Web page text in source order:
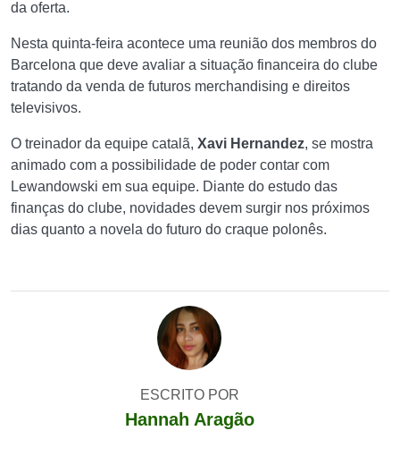
da oferta.
Nesta quinta-feira acontece uma reunião dos membros do
Barcelona que deve avaliar a situação financeira do clube
tratando da venda de futuros merchandising e direitos
televisivos.
O treinador da equipe catalã, Xavi Hernandez, se mostra
animado com a possibilidade de poder contar com
Lewandowski em sua equipe. Diante do estudo das
finanças do clube, novidades devem surgir nos próximos
dias quanto a novela do futuro do craque polonês.
ESCRITO POR
Hannah Aragão